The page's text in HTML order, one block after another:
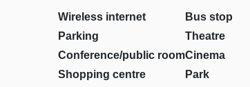
Wireless internet
Parking
Conference/public room
Shopping centre
Bus stop
Theatre
Cinema
Park